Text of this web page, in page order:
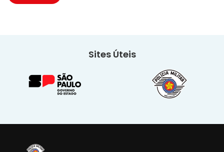
Sites Úteis